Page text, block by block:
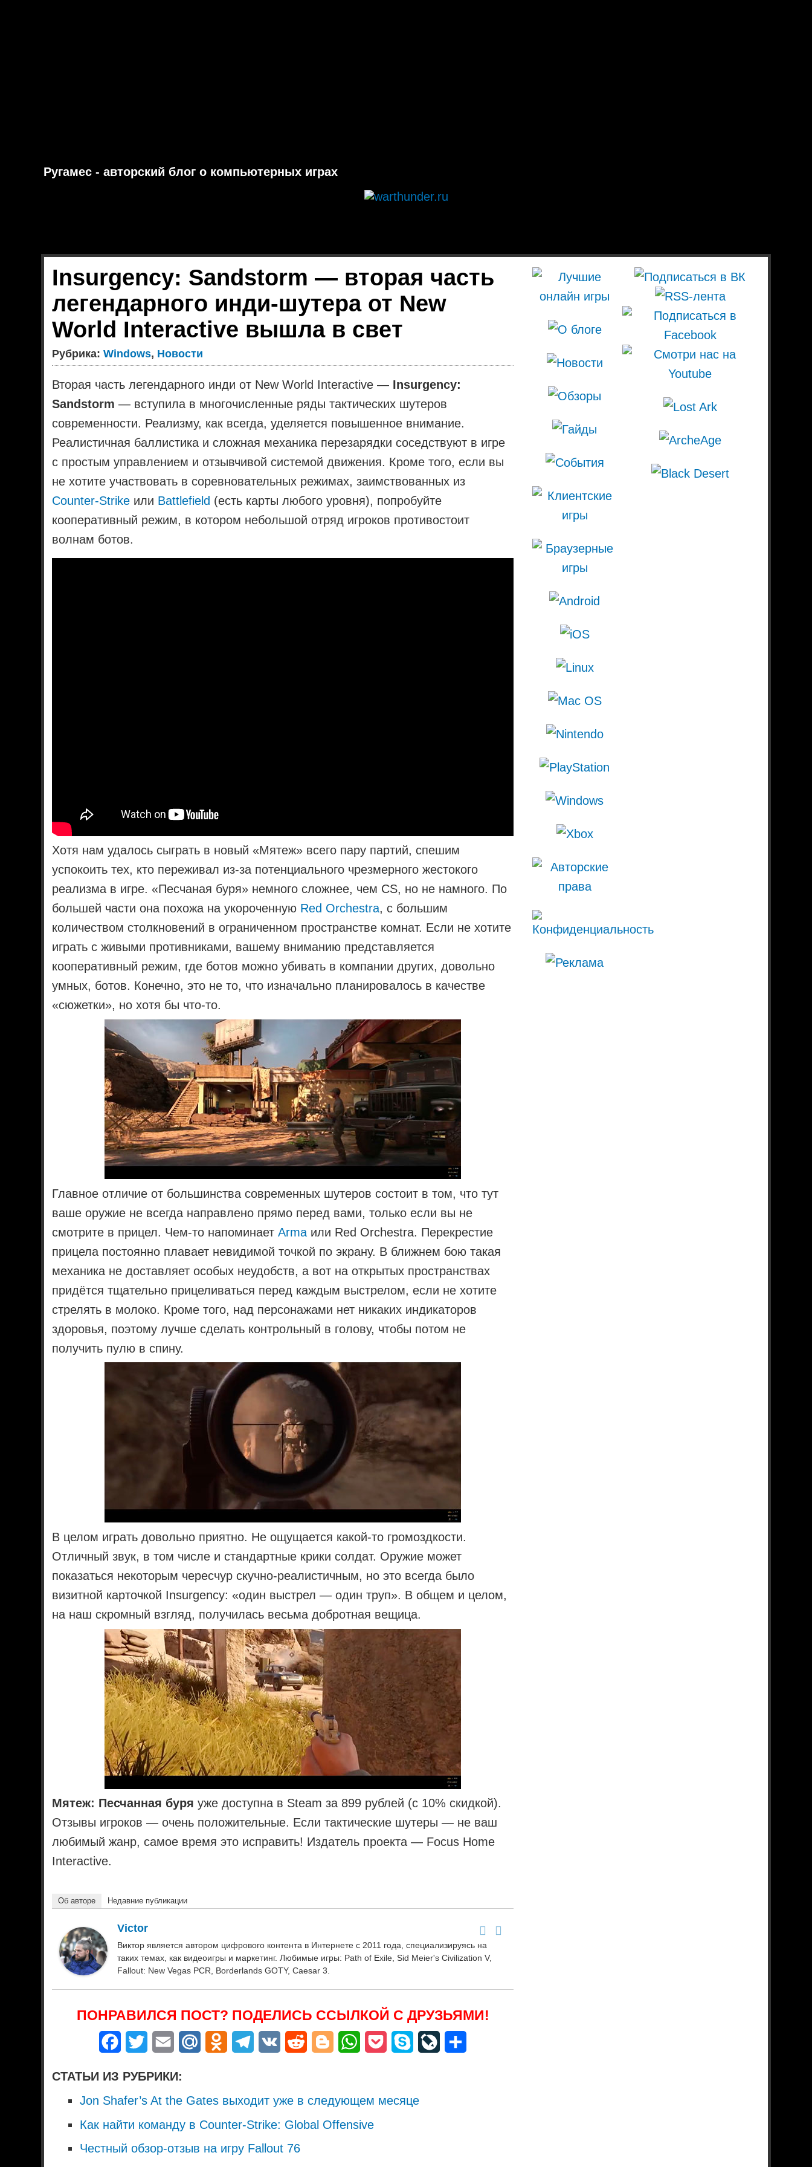
Ругамес - авторский блог о компьютерных играх
Insurgency: Sandstorm — вторая часть
легендарного инди-шутера от New
World Interactive вышла в свет
Рубрика:Windows, Новости
Вторая часть легендарного инди от New World Interactive — Insurgency:
Sandstorm — вступила в многочисленные ряды тактических шутеров
современности. Реализму, как всегда, уделяется повышенное внимание.
Реалистичная баллистика и сложная механика перезарядки соседствуют в игре
с простым управлением и отзывчивой системой движения. Кроме того, если вы
не хотите участвовать в соревновательных режимах, заимствованных из
Counter-Strike или Battlefield (есть карты любого уровня), попробуйте
кооперативный режим, в котором небольшой отряд игроков противостоит
волнам ботов.
Хотя нам удалось сыграть в новый «Мятеж» всего пару партий, спешим
успокоить тех, кто переживал из-за потенциального чрезмерного жестокого
реализма в игре. «Песчаная буря» немного сложнее, чем CS, но не намного. По
большей части она похожа на укороченную Red Orchestra, с большим
количеством столкновений в ограниченном пространстве комнат. Если не хотите
играть с живыми противниками, вашему вниманию представляется
кооперативный режим, где ботов можно убивать в компании других, довольно
умных, ботов. Конечно, это не то, что изначально планировалось в качестве
«сюжетки», но хотя бы что-то.
Главное отличие от большинства современных шутеров состоит в том, что тут
ваше оружие не всегда направлено прямо перед вами, только если вы не
смотрите в прицел. Чем-то напоминаетArma или Red Orchestra. Перекрестие
прицела постоянно плавает невидимой точкой по экрану. В ближнем бою такая
механика не доставляет особых неудобств, а вот на открытых пространствах
придётся тщательно прицеливаться перед каждым выстрелом, если не хотите
стрелять в молоко. Кроме того, над персонажами нет никаких индикаторов
здоровья, поэтому лучше сделать контрольный в голову, чтобы потом не
получить пулю в спину.
В целом играть довольно приятно. Не ощущается какой-то громоздкости.
Отличный звук, в том числе и стандартные крики солдат. Оружие может
показаться некоторым чересчур скучно-реалистичным, но это всегда было
визитной карточкой Insurgency: «один выстрел — один труп». В общем и целом,
на наш скромный взгляд, получилась весьма добротная вещица.
Мятеж: Песчанная буря уже доступна в Steam за 899 рублей (с 10% скидкой).
Отзывы игроков — очень положительные. Если тактические шутеры — не ваш
любимый жанр, самое время это исправить! Издатель проекта — Focus Home
Interactive.
Об авторе Недавние публикации
Victor
Виктор является автором цифрового контента в Интернете с 2011 года, специализируясь на
таких темах, как видеоигры и маркетинг. Любимые игры: Path of Exile, Sid Meier's Civilization V,
Fallout: New Vegas PCR, Borderlands GOTY, Caesar 3.
ПОНРАВИЛСЯ ПОСТ? ПОДЕЛИСЬ ССЫЛКОЙ С ДРУЗЬЯМИ!
Facebook
Twitter Email Mail.Ru Odnoklassniki
Telegram
VK Reddit Blogger WhatsApp
Pocket Skype LiveJournal
СТАТЬИ ИЗ РУБРИКИ:
Jon Shafer’s At the Gates выходит уже в следующем месяце
Как найти команду в Counter-Strike: Global Offensive
Честный обзор-отзыв на игру Fallout 76